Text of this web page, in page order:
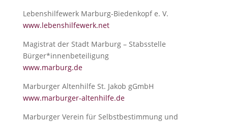
Lebenshilfewerk Marburg-Biedenkopf e. V.
www.lebenshilfewerk.net
Magistrat der Stadt Marburg – Stabsstelle
Bürger*innenbeteiligung
www.marburg.de
Marburger Altenhilfe St. Jakob gGmbH
www.marburger-altenhilfe.de
Marburger Verein für Selbstbestimmung und